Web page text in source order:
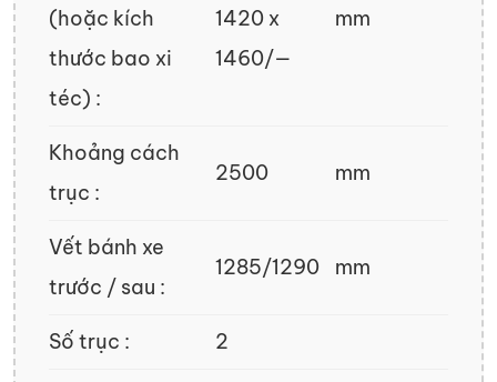
(hoặc kích
thước bao xi
téc) :
1420 x
1460/—
mm
Khoảng cách
trục :
2500 mm
Vết bánh xe
trước / sau :
1285/1290 mm
Số trục : 2